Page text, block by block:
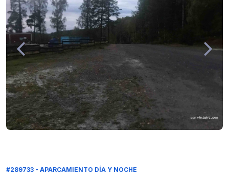
#289733 - APARCAMIENTO DÍA Y NOCHE